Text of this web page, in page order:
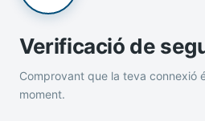
Verificació de
Comprovant que la teva connexió
moment.